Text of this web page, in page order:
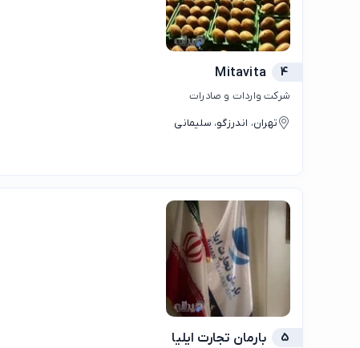
4
Mitavita
شرکت واردات و صادرات
تهران، اندرزگو، سلیمانی
5 بارمان تجارت ایلیا